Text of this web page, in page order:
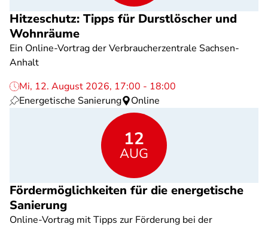
Hitzeschutz: Tipps für Durstlöscher und
Wohnräume
Ein Online-Vortrag der Verbraucherzentrale Sachsen-
Anhalt
Mi, 12. August 2026, 17:00 - 18:00
Energetische Sanierung
Online
12
AUG
Fördermöglichkeiten für die energetische
Sanierung
Online-Vortrag mit Tipps zur Förderung bei der